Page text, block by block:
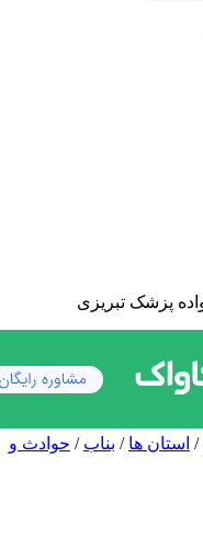
/ استان ها / بناب / حوادث و